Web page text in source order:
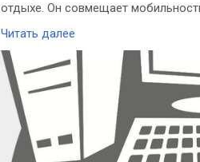
отдыхе. Он совмещает
Но даже самые надёжные модели
выходят из строя. Причиной
комплектующих, перегрев,
программные сбои. В таких
профессионалам, которые знают
конкретных брендов.
Ноутбуки Acer популярны
Читать далее